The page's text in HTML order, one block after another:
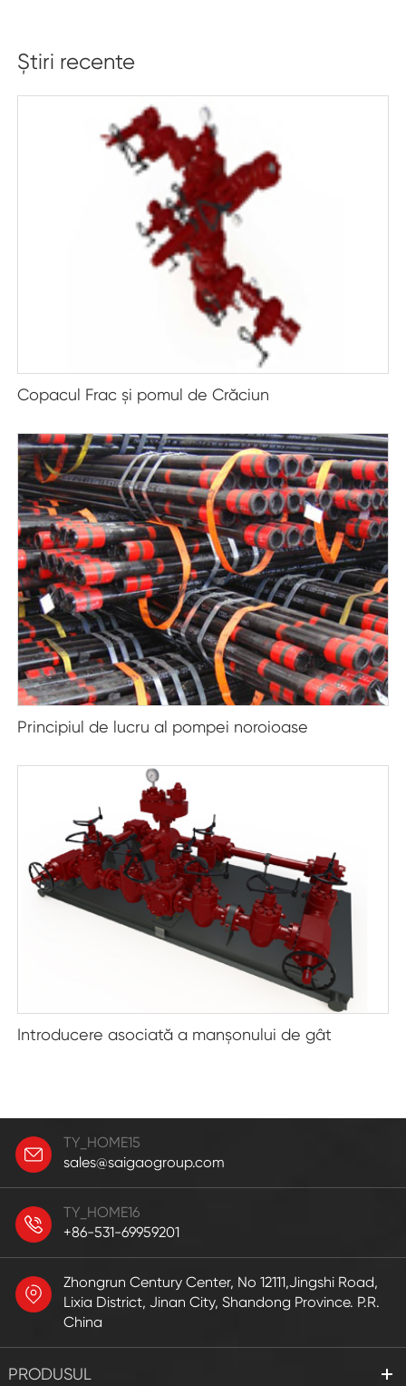
Știri recente
Copacul Frac şi pomul de Crăciun
Principiul de lucru al pompei noroioase
Introducere asociată a manșonului de gât
TY_HOME15
sales@saigaogroup.com
TY_HOME16
+86-531-69959201
Zhongrun Century Center, No 12111,Jingshi Road,
Lixia District, Jinan City, Shandong Province. P.R.
China
PRODUSUL